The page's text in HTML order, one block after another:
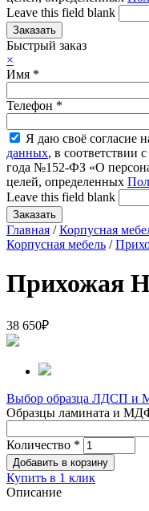
Leave this field blank
Быстрый заказ
×
Имя *
Телефон *
Я даю своё согласие
данных, в соответствии
года №152-ФЗ «О
целей, определенных
Leave this field blank
Главная /Корпусная
Корпусная мебель /
Прихожая
38 650₽
Выбор образца ЛДСП и
Образцы ламината и
Количество *
Купить в 1 клик
Описание